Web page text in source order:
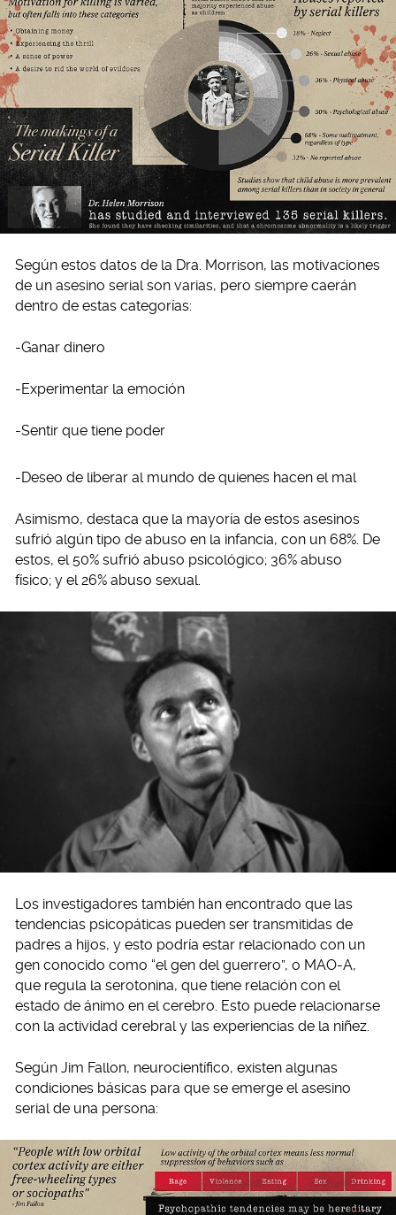
Según estos datos de la Dra. Morrison, las motivaciones
de un asesino serial son varias, pero siempre caerán
dentro de estas categorías:
-Ganar dinero
-Experimentar la emoción
-Sentir que tiene poder
-Deseo de liberar al mundo de quienes hacen el mal
Asimismo, destaca que la mayoría de estos asesinos
sufrió algún tipo de abuso en la infancia, con un 68%. De
estos, el 50% sufrió abuso psicológico; 36% abuso
físico; y el 26% abuso sexual.
Los investigadores también han encontrado que las
tendencias psicopáticas pueden ser transmitidas de
padres a hijos, y esto podría estar relacionado con un
gen conocido como “el gen del guerrero”, o MAO-A,
que regula la serotonina, que tiene relación con el
estado de ánimo en el cerebro. Esto puede relacionarse
con la actividad cerebral y las experiencias de la niñez.
Según Jim Fallon, neurocientífico, existen algunas
condiciones básicas para que se emerge el asesino
serial de una persona: